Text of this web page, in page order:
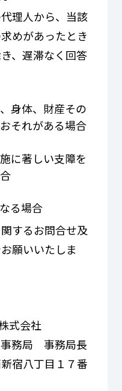
理人から、当該
めがあったとき
、遅滞なく回答
身体、財産その
それがある場合
に著しい支障を
る場合
するお問合せ及
願いいたしま
式会社
事務局 事務局長
宿八丁目１７番